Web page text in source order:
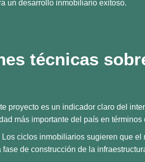
un desarrollo inmobiliario exitoso.
técnicas
proyecto es un indicador claro del
más importante del país en términos
Los ciclos inmobiliarios sugieren que
de construcción de la